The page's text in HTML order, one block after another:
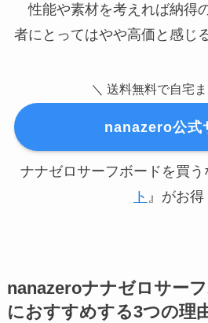
性能や素材を考えれば納得
者にとってはやや高価と感じ
＼ 送料無料で自宅
nanazero公式
ナナゼロサーフボードを買う
ト 』がお得
nanazeroナナゼロサー
におすすめする3つの理